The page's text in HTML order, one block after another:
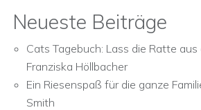
Neueste Beiträge
Cats Tagebuch: Lass die Ratte aus
Franziska Höllbacher
Ein Riesenspaß für die ganze
Smith